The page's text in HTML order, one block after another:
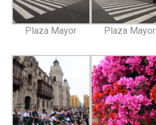
Plaza Mayor Plaza Mayor